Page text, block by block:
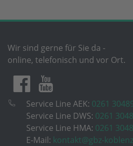
Wir sind gerne für Sie da -
online, telefonisch und vor Ort.
Service Line AEK: 0261
Service Line DWS: 0261
Service Line HMA: 0261
E-Mail: kontakt@gbz-